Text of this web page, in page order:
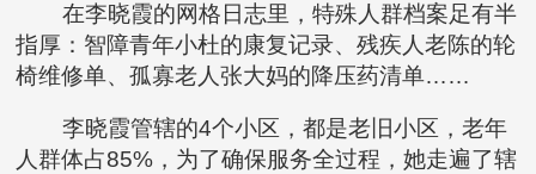
在李晓霞的网格日志里，特殊人群档案足有半
指厚：智障青年小杜的康复记录、残疾人老陈的轮
椅维修单、孤寡老人张大妈的降压药清单……
李晓霞管辖的4个小区，都是老旧小区，老年
人群体占85%，为了确保服务全过程，她走遍了辖